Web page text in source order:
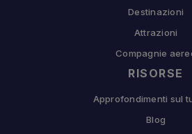
Destinazioni
Attrazioni
Compagnie
RISORSE
Approfondimenti sul
Blog